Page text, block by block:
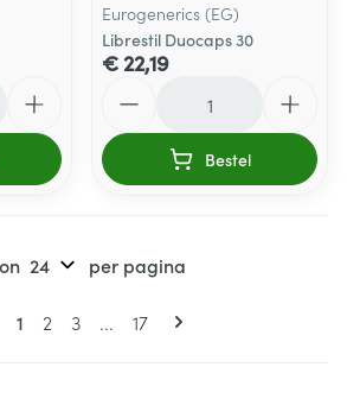
Eurogenerics (EG)
Librestil Duocaps 30
€ 22,19
Bestel
Pagina's
U lees momenteel pagina
1 Pagina
2 Pagina
3 ... Pagina
17
per pagina